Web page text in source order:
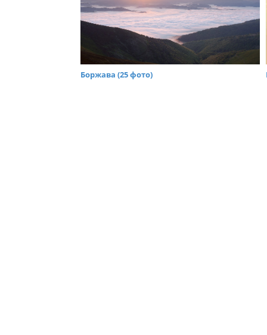
Боржава (25 фото)